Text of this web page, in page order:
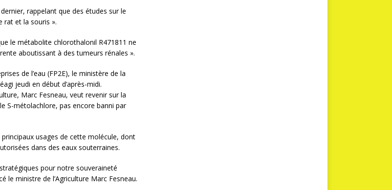
rappelant que des études sur le
rat et la souris ».
le métabolite chlorothalonil R471811 ne
aboutissant à des tumeurs rénales ».
de l’eau (FP2E), le ministère de la
jeudi en début d’après-midi.
Marc Fesneau, veut revenir sur la
S-métolachlore, pas encore banni par
principaux usages de cette molécule, dont
dans des eaux souterraines.
pour notre souveraineté
le ministre de l’Agriculture Marc Fesneau.